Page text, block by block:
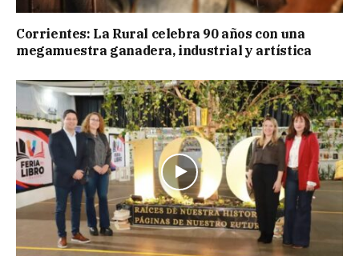
Corrientes: La Rural celebra 90 años con una
megamuestra ganadera, industrial y artística